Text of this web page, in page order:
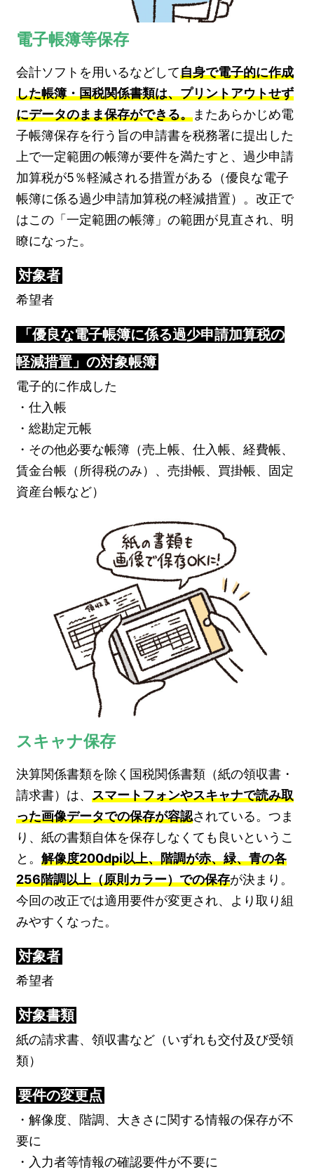
電子帳簿等保存
会計ソフトを用いるなどして自身で電子的に作成
した帳簿・国税関係書類は、プリントアウトせず
にデータのまま保存ができる。またあらかじめ電
子帳簿保存を行う旨の申請書を税務署に提出した
上で一定範囲の帳簿が要件を満たすと、過少申請
加算税が5％軽減される措置がある（優良な電子
帳簿に係る過少申請加算税の軽減措置）。改正で
はこの「一定範囲の帳簿」の範囲が見直され、明
瞭になった。
対象者
希望者
「優良な電子帳簿に係る過少申請加算税の
軽減措置」の対象帳簿
電子的に作成した
・仕入帳
・総勘定元帳
・その他必要な帳簿（売上帳、仕入帳、経費帳、
賃金台帳（所得税のみ）、売掛帳、買掛帳、固定
資産台帳など）
スキャナ保存
決算関係書類を除く国税関係書類（紙の領収書・
請求書）は、スマートフォンやスキャナで読み取
った画像データでの保存が容認されている。つま
り、紙の書類自体を保存しなくても良いというこ
と。解像度200dpi以上、階調が赤、緑、青の各
256階調以上（原則カラー）での保存が決まり。
今回の改正では適用要件が変更され、より取り組
みやすくなった。
対象者
希望者
対象書類
紙の請求書、領収書など（いずれも交付及び受領
類）
要件の変更点
・解像度、階調、大きさに関する情報の保存が不
要に
・入力者等情報の確認要件が不要に